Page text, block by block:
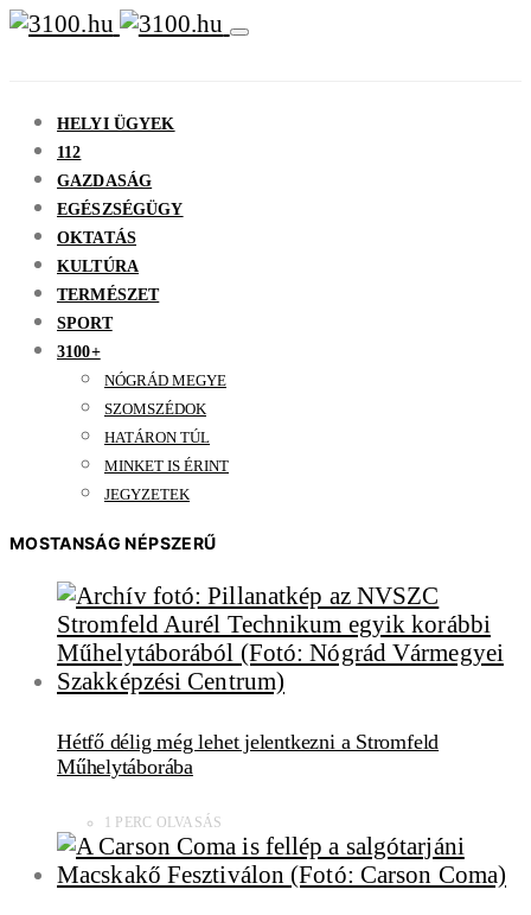
HELYI ÜGYEK
112
GAZDASÁG
EGÉSZSÉGÜGY
OKTATÁS
KULTÚRA
TERMÉSZET
SPORT
3100+
NÓGRÁD MEGYE
SZOMSZÉDOK
HATÁRON TÚL
MINKET IS ÉRINT
JEGYZETEK
MOSTANSÁG NÉPSZERŰ
Hétfő délig még lehet jelentkezni a Stromfeld
Műhelytáborába
1 PERC OLVASÁS